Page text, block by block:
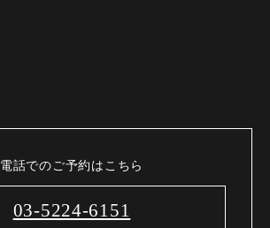
電話でのご予約はこちら
03-5224-6151